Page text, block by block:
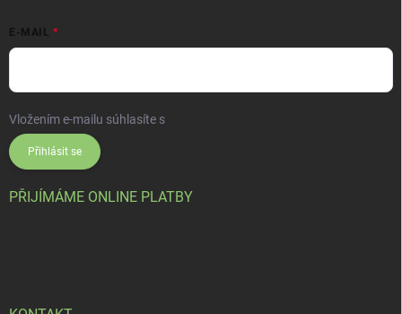
E-MAIL
Vložením e-mailu súhlasíte s
Přihlásit se
PŘIJÍMÁME ONLINE PLATBY